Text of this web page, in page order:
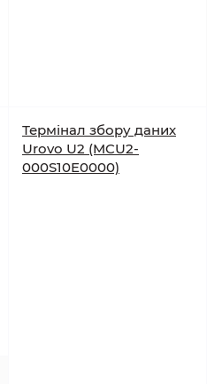
Термінал збору даних
Urovo U2 (MCU2-
000S10E0000)